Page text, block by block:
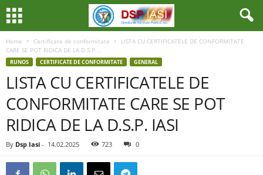
Home Certificate de conformitate
LISTA CU CERTIFICATELE DE CONFORMITATE
CARE SE POT RIDICA DE LA D.S.P....
RUNOS CERTIFICATE DE CONFORMITATE GENERAL
LISTA CU CERTIFICATELE DE
CONFORMITATE CARE SE POT
RIDICA DE LA D.S.P. IASI
By Dsp Iasi - 14.02.2025 723 0